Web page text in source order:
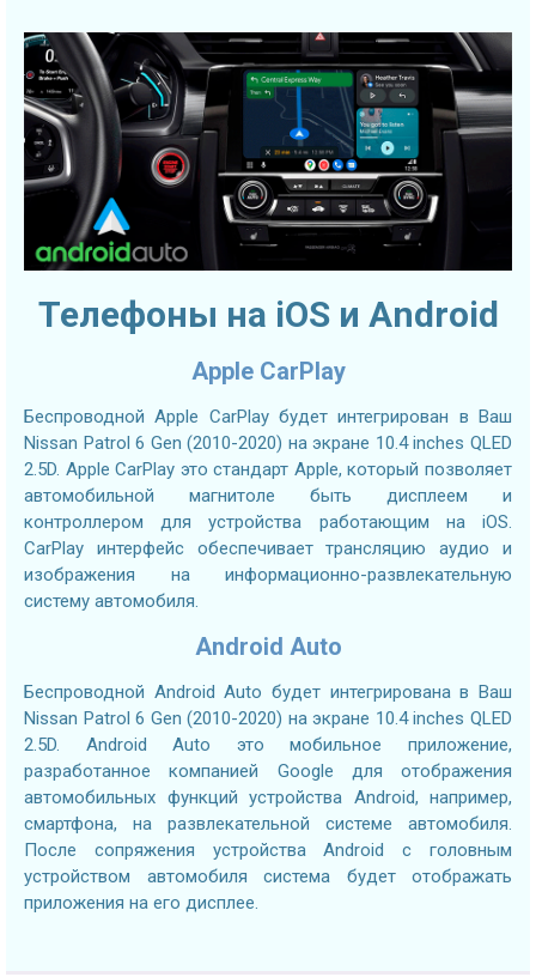
Телефоны на iOS и Android
Apple CarPlay
Беспроводной Apple CarPlay будет интегрирован в Ваш
Nissan Patrol 6 Gen (2010-2020) на экране 10.4 inches QLED
2.5D. Apple CarPlay это стандарт Apple, который позволяет
автомобильной магнитоле быть дисплеем и
контроллером для устройства работающим на iOS.
CarPlay интерфейс обеспечивает трансляцию аудио и
изображения на информационно-развлекательную
систему автомобиля.
Android Auto
Беспроводной Android Auto будет интегрирована в Ваш
Nissan Patrol 6 Gen (2010-2020) на экране 10.4 inches QLED
2.5D. Android Auto это мобильное приложение,
разработанное компанией Google для отображения
автомобильных функций устройства Android, например,
смартфона, на развлекательной системе автомобиля.
После сопряжения устройства Android с головным
устройством автомобиля система будет отображать
приложения на его дисплее.